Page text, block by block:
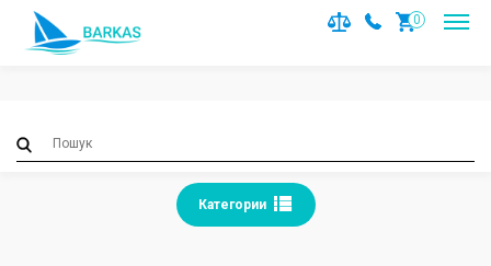
Notice
: Trying to access array offset on value of type null in
/var/www/barkas/data/www/barkas.com.ua/catalog/
on line36
0
Категории